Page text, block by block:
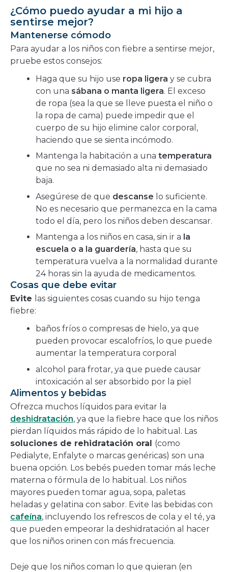
¿Cómo puedo ayudar a mi hijo a
sentirse mejor?
Mantenerse cómodo
Para ayudar a los niños con fiebre a sentirse mejor,
pruebe estos consejos:
Haga que su hijo use ropa ligera y se cubra
con una sábana o manta ligera. El exceso
de ropa (sea la que se lleve puesta el niño o
la ropa de cama) puede impedir que el
cuerpo de su hijo elimine calor corporal,
haciendo que se sienta incómodo.
Mantenga la habitación a una temperatura
que no sea ni demasiado alta ni demasiado
baja.
Asegúrese de que descanse lo suficiente.
No es necesario que permanezca en la cama
todo el día, pero los niños deben descansar.
Mantenga a los niños en casa, sin ir a la
escuela o a la guardería, hasta que su
temperatura vuelva a la normalidad durante
24 horas sin la ayuda de medicamentos.
Cosas que debe evitar
Evite las siguientes cosas cuando su hijo tenga
fiebre:
baños fríos o compresas de hielo, ya que
pueden provocar escalofríos, lo que puede
aumentar la temperatura corporal
alcohol para frotar, ya que puede causar
intoxicación al ser absorbido por la piel
Alimentos y bebidas
Ofrezca muchos líquidos para evitar la
deshidratación, ya que la fiebre hace que los niños
pierdan líquidos más rápido de lo habitual. Las
soluciones de rehidratación oral (como
Pedialyte, Enfalyte o marcas genéricas) son una
buena opción. Los bebés pueden tomar más leche
materna o fórmula de lo habitual. Los niños
mayores pueden tomar agua, sopa, paletas
heladas y gelatina con sabor. Evite las bebidas con
cafeína, incluyendo los refrescos de cola y el té, ya
que pueden empeorar la deshidratación al hacer
que los niños orinen con más frecuencia.
Deje que los niños coman lo que quieran (en